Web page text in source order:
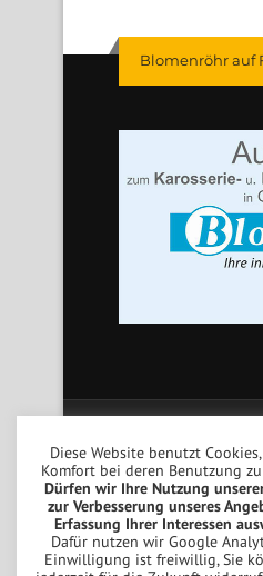
Blomenröhr auf
Diese Website benutzt
Komfort bei deren Benutzung
Dürfen wir Ihre Nutzung
zur Verbesserung unseres
Erfassung Ihrer Interessen
Dafür nutzen wir Google
Einwilligung ist freiwillig, Sie